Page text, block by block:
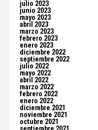
julio 2023
junio 2023
mayo 2023
abril 2023
marzo 2023
febrero 2023
enero 2023
diciembre 2022
septiembre 2022
julio 2022
mayo 2022
abril 2022
marzo 2022
febrero 2022
enero 2022
diciembre 2021
noviembre 2021
octubre 2021